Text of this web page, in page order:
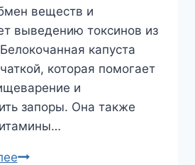
веществ и
выведению токсинов из
капуста
которая помогает
и
запоры. Она также
Приготовления